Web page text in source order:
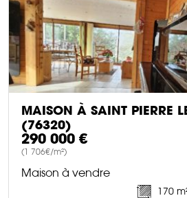
MAISON À SAINT PIERRE
(76320)
290 000 €
(1 706€/m²)
Maison à vendre
170